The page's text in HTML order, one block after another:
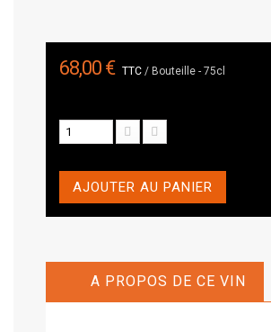
68,00 € TTC/ Bouteille - 75cl
AJOUTER AU PANIER
A PROPOS DE CE VIN